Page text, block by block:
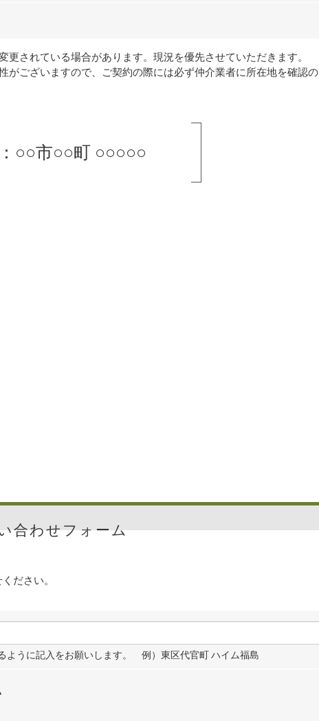
されている場合があります。現況を優先させていただきます。
がございますので、ご契約の際には必ず仲介業者に所在地を確認の
○○市○○町 ○○○○○
合わせフォーム
ださい。
ように記入をお願いします。 例）東区代官町 ハイム福島